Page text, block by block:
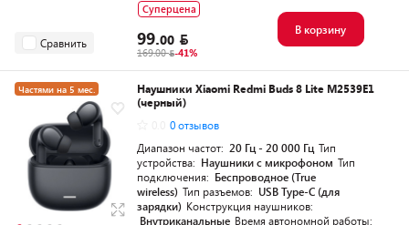
Сравнить
Суперцена
99.00
169.00 -41%
В корзину
Частями на 5 мес.
Наушники Xiaomi Redmi Buds 8 Lite M2539E1
(черный)
0 отзывов
Диапазон частот: 20 Гц - 20 000 Гц Тип
устройства: Наушники с микрофоном Тип
подключения: Беспроводное (True
wireless) Тип разъемов: USB Type-C (для
зарядки) Конструкция наушников:
Внутриканальные Время автономной работы: